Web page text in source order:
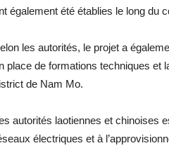
également été établies le long du
les autorités, le projet a
place de formations techniques et
de Nam Mo.
autorités laotiennes et chinoises
électriques et à